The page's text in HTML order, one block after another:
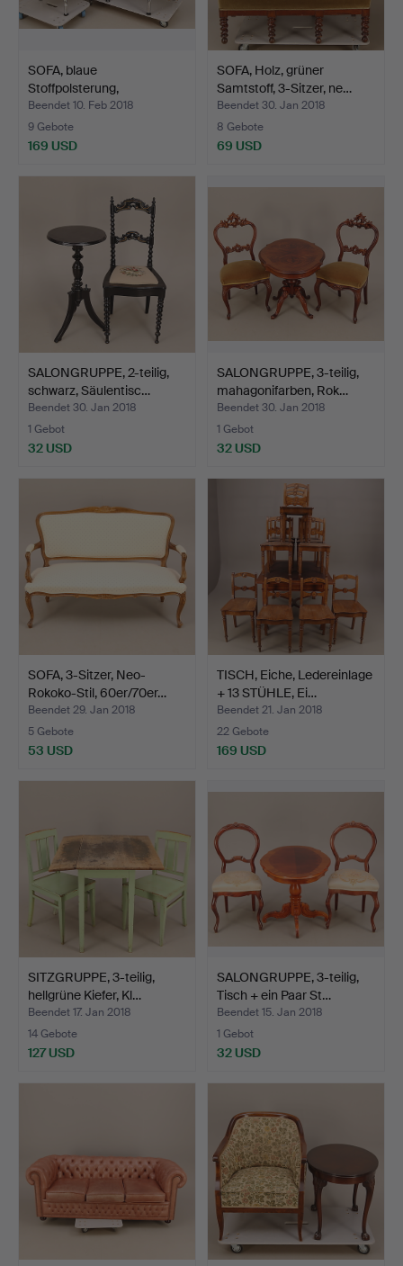
SOFA, blaue
Stoffpolsterung,
Chromgestell,…
Beendet 10. Feb 2018
9 Gebote
169 USD
SOFA, Holz, grüner
Samtstoff, 3-Sitzer, ne…
Beendet 30. Jan 2018
8 Gebote
69 USD
SALONGRUPPE, 2-teilig,
schwarz, Säulentisc…
Beendet 30. Jan 2018
1 Gebot
32 USD
SALONGRUPPE, 3-teilig,
mahagonifarben, Rok…
Beendet 30. Jan 2018
1 Gebot
32 USD
SOFA, 3-Sitzer, Neo-
Rokoko-Stil, 60er/70er…
Beendet 29. Jan 2018
5 Gebote
53 USD
TISCH, Eiche, Ledereinlage
+ 13 STÜHLE, Ei…
Beendet 21. Jan 2018
22 Gebote
169 USD
SITZGRUPPE, 3-teilig,
hellgrüne Kiefer, Kl…
Beendet 17. Jan 2018
14 Gebote
127 USD
SALONGRUPPE, 3-teilig,
Tisch + ein Paar St…
Beendet 15. Jan 2018
1 Gebot
32 USD